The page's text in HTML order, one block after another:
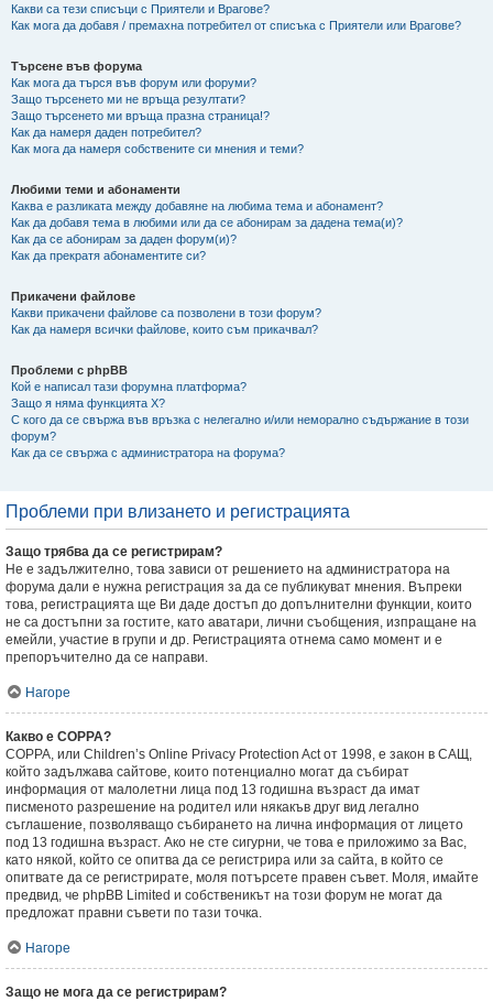
Какви са тези списъци с Приятели и Врагове?
Как мога да добавя / премахна потребител от списъка с Приятели или Врагове?
Търсене във форума
Как мога да търся във форум или форуми?
Защо търсенето ми не връща резултати?
Защо търсенето ми връща празна страница!?
Как да намеря даден потребител?
Как мога да намеря собствените си мнения и теми?
Любими теми и абонаменти
Каква е разликата между добавяне на любима тема и абонамент?
Как да добавя тема в любими или да се абонирам за дадена тема(и)?
Как да се абонирам за даден форум(и)?
Как да прекратя абонаментите си?
Прикачени файлове
Какви прикачени файлове са позволени в този форум?
Как да намеря всички файлове, които съм прикачвал?
Проблеми с phpBB
Кой е написал тази форумна платформа?
Защо я няма функцията X?
С кого да се свържа във връзка с нелегално и/или неморално съдържание в този
форум?
Как да се свържа с администратора на форума?
Проблеми при влизането и регистрацията
Защо трябва да се регистрирам?
Не е задължително, това зависи от решението на администратора на
форума дали е нужна регистрация за да се публикуват мнения. Въпреки
това, регистрацията ще Ви даде достъп до допълнителни функции, които
не са достъпни за гостите, като аватари, лични съобщения, изпращане на
емейли, участие в групи и др. Регистрацията отнема само момент и е
препоръчително да се направи.
Нагоре
Какво е COPPA?
COPPA, или Children’s Online Privacy Protection Act от 1998, е закон в САЩ,
който задължава сайтове, които потенциално могат да събират
информация от малолетни лица под 13 годишна възраст да имат
писменото разрешение на родител или някакъв друг вид легално
съглашение, позволяващо събирането на лична информация от лицето
под 13 годишна възраст. Ако не сте сигурни, че това е приложимо за Вас,
като някой, който се опитва да се регистрира или за сайта, в който се
опитвате да се регистрирате, моля потърсете правен съвет. Моля, имайте
предвид, че phpBB Limited и собственикът на този форум не могат да
предложат правни съвети по тази точка.
Нагоре
Защо не мога да се регистрирам?